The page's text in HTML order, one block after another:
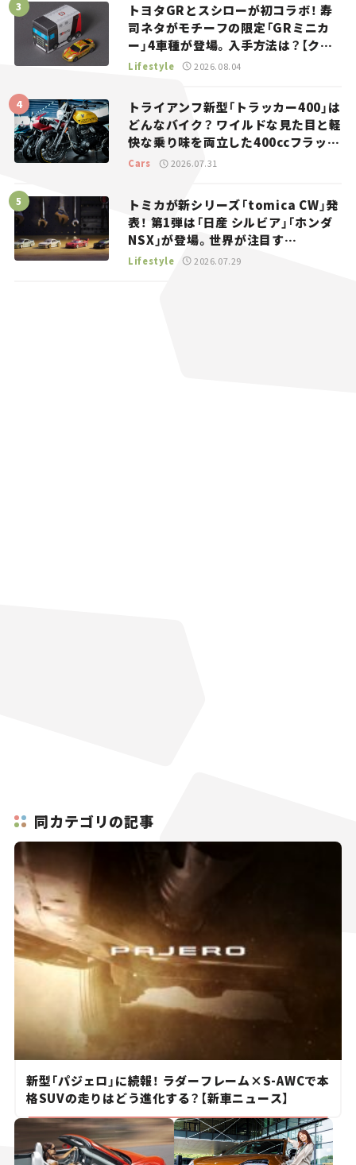
トヨタGRとスシローが初コラボ！ 寿
司ネタがモチーフの限定「GRミニカ
ー」4車種が登場。入手方法は？【クル
マとホビー】
Lifestyle 2026.08.04
トライアンフ新型「トラッカー400」は
どんなバイク？ ワイルドな見た目と軽
快な乗り味を両立した400ccフラット
トラッカー【試乗レビュー】
Cars 2026.07.31
トミカが新シリーズ「tomica CW」発
表！ 第1弾は「日産 シルビア」「ホンダ
NSX」が登場。世界が注目す
る“JDM”に焦点【クルマとホビー】
Lifestyle 2026.07.29
同カテゴリの記事
新型「パジェロ」に続報！ ラダーフレーム×S-AWCで本
格SUVの走りはどう進化する？【新車ニュース】